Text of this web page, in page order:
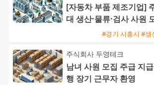
[자동차 부품 제조기업]
대 생산·물류·검사 사원
#경기 시흥시 #생
주식회사 두영테크
남녀 사원 모집 주급 지
행 장기 근무자 환영